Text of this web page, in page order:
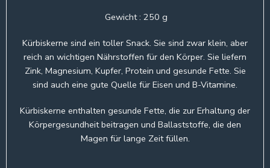
Gewicht : 250 g
Kürbiskerne sind ein toller Snack. Sie sind zwar klein, aber
reich an wichtigen Nährstoffen für den Körper. Sie liefern
Zink, Magnesium, Kupfer, Protein und gesunde Fette. Sie
sind auch eine gute Quelle für Eisen und B-Vitamine.
Kürbiskerne enthalten gesunde Fette, die zur Erhaltung der
Körpergesundheit beitragen und Ballaststoffe, die den
Magen für lange Zeit füllen.